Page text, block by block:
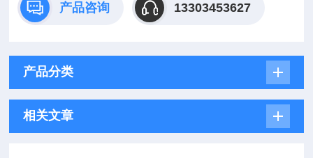
产品咨询 13303453627
产品分类
相关文章